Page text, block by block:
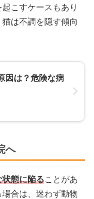
こすケースもあり
は不調を隠す傾向
因は？危険な病
へ
態に陥ることがあ
合は、迷わず動物